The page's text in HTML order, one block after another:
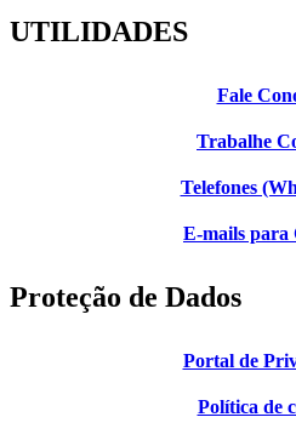
UTILIDADES
Fale
Trabalhe
Telefones
E-mails para
Proteção de Dados
Portal de
Política de